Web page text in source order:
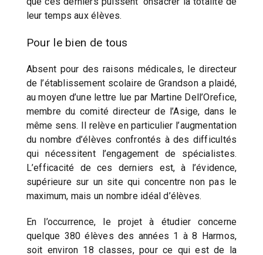
leur temps aux élèves.
Pour le bien de tous
Absent pour des raisons médicales, le directeur
de l’établissement scolaire de Grandson a plaidé,
au moyen d’une lettre lue par Martine Dell’Orefice,
membre du comité directeur de l’Asige, dans le
même sens. Il relève en particulier l’augmentation
du nombre d’élèves confrontés à des difficultés
qui nécessitent l’engagement de spécialistes.
L’efficacité de ces derniers est, à l’évidence,
supérieure sur un site qui concentre non pas le
maximum, mais un nombre idéal d’élèves.
En l’occurrence, le projet à étudier concerne
quelque 380 élèves des années 1 à 8 Harmos,
soit environ 18 classes, pour ce qui est de la